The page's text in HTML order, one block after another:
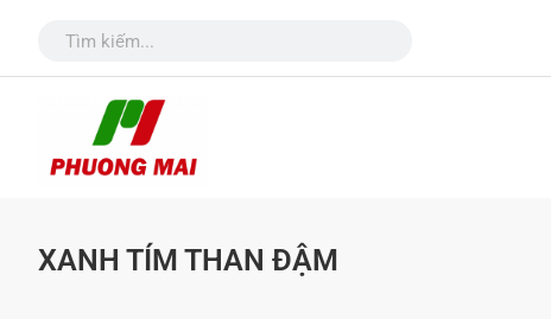
XANH TÍM THAN ĐẬM